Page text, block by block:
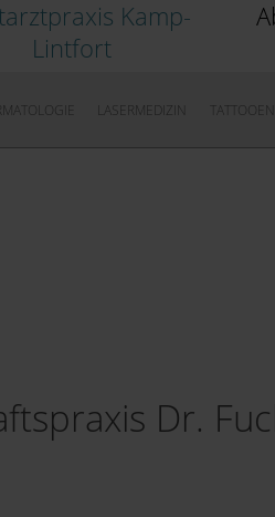
Kamp-
Lintfort
LASERMEDIZIN
Dr.